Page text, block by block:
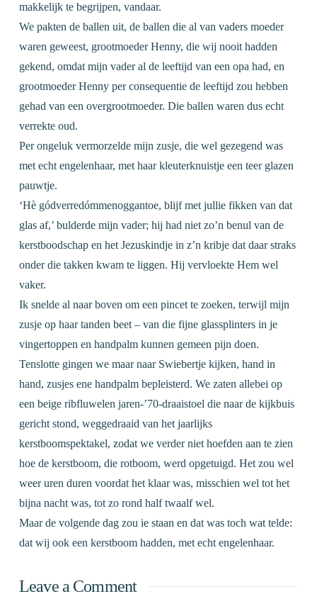
makkelijk te begrijpen, vandaar.
We pakten de ballen uit, de ballen die al van vaders moeder
waren geweest, grootmoeder Henny, die wij nooit hadden
gekend, omdat mijn vader al de leeftijd van een opa had, en
grootmoeder Henny per consequentie de leeftijd zou hebben
gehad van een overgrootmoeder. Die ballen waren dus echt
verrekte oud.
Per ongeluk vermorzelde mijn zusje, die wel gezegend was
met echt engelenhaar, met haar kleuterknuistje een teer glazen
pauwtje.
‘Hè gódverredómmenoggantoe, blijf met jullie fikken van dat
glas af,’ bulderde mijn vader; hij had niet zo’n benul van de
kerstboodschap en het Jezuskindje in z’n kribje dat daar straks
onder die takken kwam te liggen. Hij vervloekte Hem wel
vaker.
Ik snelde al naar boven om een pincet te zoeken, terwijl mijn
zusje op haar tanden beet – van die fijne glassplinters in je
vingertoppen en handpalm kunnen gemeen pijn doen.
Tenslotte gingen we maar naar Swiebertje kijken, hand in
hand, zusjes ene handpalm bepleisterd. We zaten allebei op
een beige ribfluwelen jaren-’70-draaistoel die naar de kijkbuis
gericht stond, weggedraaid van het jaarlijks
kerstboomspektakel, zodat we verder niet hoefden aan te zien
hoe de kerstboom, die rotboom, werd opgetuigd. Het zou wel
weer uren duren voordat het klaar was, misschien wel tot het
bijna nacht was, tot zo rond half twaalf wel.
Maar de volgende dag zou ie staan en dat was toch wat telde:
dat wij ook een kerstboom hadden, met echt engelenhaar.
Leave a Comment